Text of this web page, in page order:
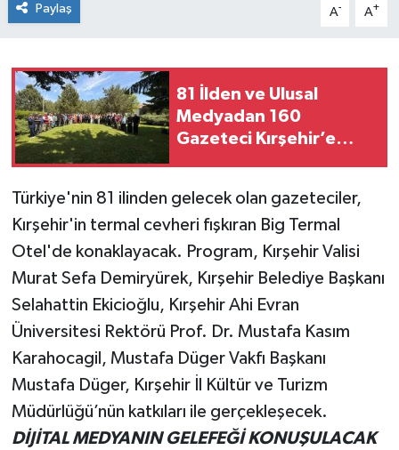
Paylaş A- A+
81 İlden ve Ulusal
Medyadan 160
Gazeteci Kırşehir’e
Türkiye'nin 81 ilinden gelecek olan gazeteciler,
Kırşehir'in termal cevheri fışkıran Big Termal
Otel'de konaklayacak. Program, Kırşehir Valisi
Murat Sefa Demiryürek, Kırşehir Belediye Başkanı
Selahattin Ekicioğlu, Kırşehir Ahi Evran
Üniversitesi Rektörü Prof. Dr. Mustafa Kasım
Karahocagil, Mustafa Düger Vakfı Başkanı
Mustafa Düger, Kırşehir İl Kültür ve Turizm
Müdürlüğü’nün katkıları ile gerçekleşecek.
DİJİTAL MEDYANIN GELEFEĞİ KONUŞULACAK